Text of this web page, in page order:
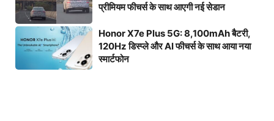
प्रीमियम फीचर्स के साथ आएगी नई सेडान
Honor X7e Plus 5G: 8,100mAh बैटरी,
120Hz डिस्प्ले और AI फीचर्स के साथ आया नया
स्मार्टफोन